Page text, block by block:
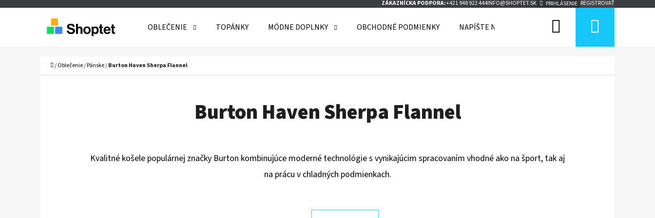
Prejsť
ZÁKAZNÍCKA PODPORA:+421 948 922 444INFO@SHOPTET.SK PRIHLÁSENIE REGISTROVAŤ
OBLEČENIE TOPÁNKY MÓDNE DOPLNKY OBCHODNÉ PODMIENKY NAPÍŠTE NÁM Hľadať
Domov
/Oblečenie/Pánske/Burton Haven Sherpa Flannel
Burton Haven Sherpa Flannel
Kvalitné košele populárnej značky Burton kombinujúce moderné technológie s vynikajúcim spracovaním vhodné ako na šport, tak aj
na prácu v chladných podmienkach.
K
Späť
Späť
ODPORÚČAME